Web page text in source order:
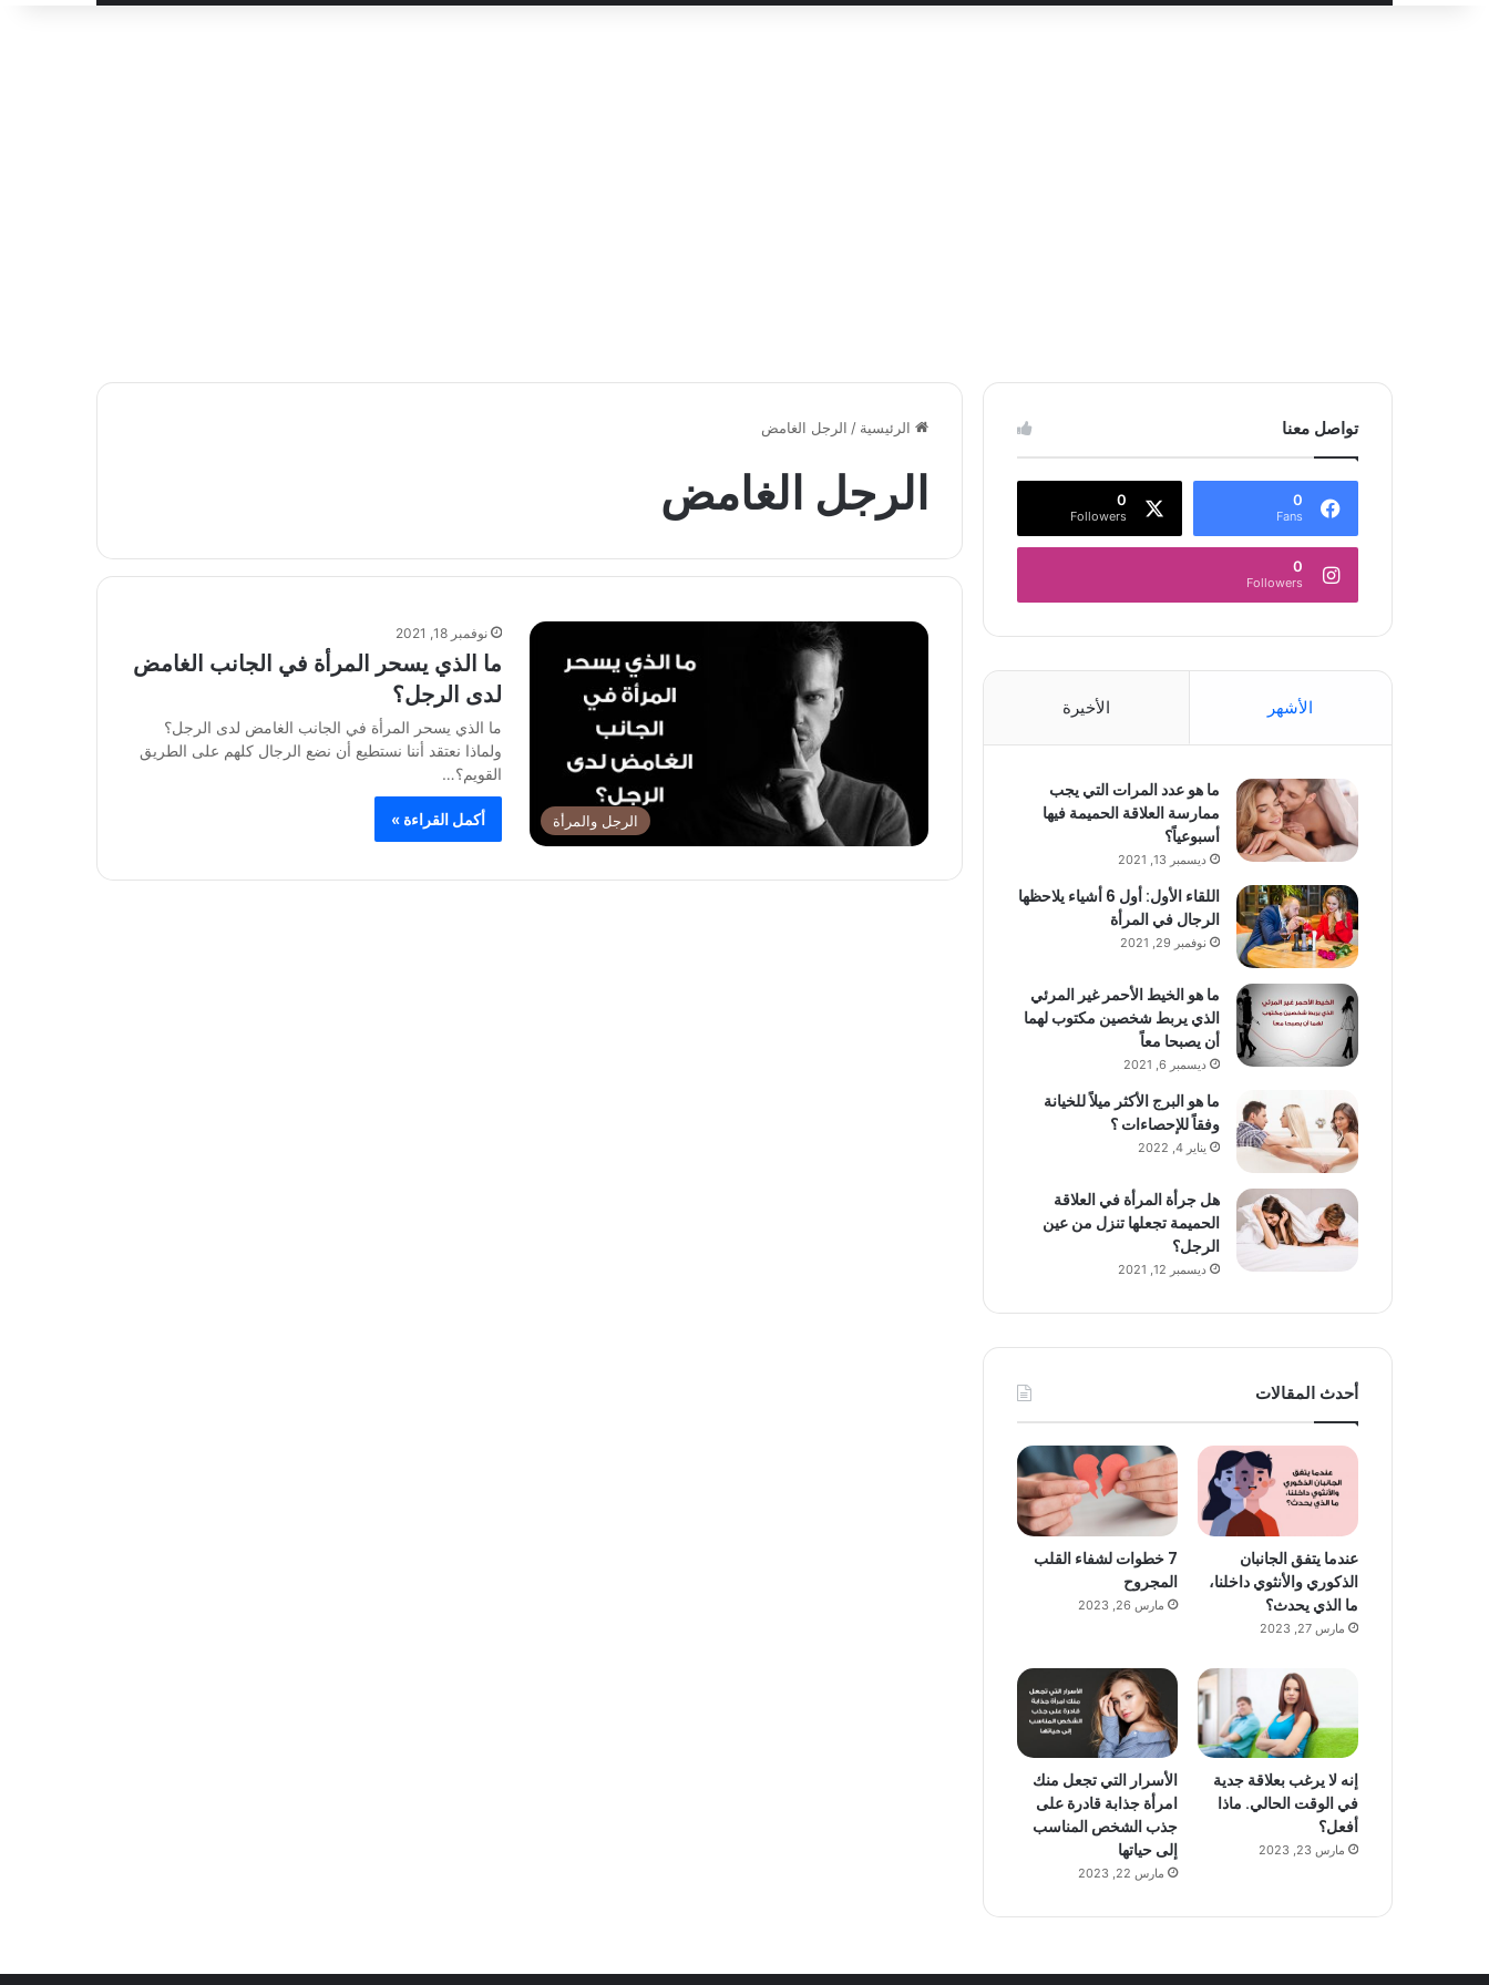
عن
الرئيسية / الرجل الغامض
الرجل الغامض
الرجل والمرأة
نوفمبر 18, 2021
ما الذي يسحر المرأة في الجانب الغامض
لدى الرجل؟
ما الذي يسحر المرأة في الجانب الغامض لدى الرجل؟
ولماذا نعتقد أننا نستطيع أن نضع الرجال كلهم على الطريق
القويم؟…
أكمل القراءة »
تواصل معنا
0
Fans
0
Followers
0
Followers
الأشهر الأخيرة
ما هو عدد المرات التي يجب
ممارسة العلاقة الحميمة فيها
أسبوعياً؟
ديسمبر 13, 2021
اللقاء الأول: أول 6 أشياء يلاحظها
الرجال في المرأة
نوفمبر 29, 2021
ما هو الخيط الأحمر غير المرئي
الذي يربط شخصين مكتوب لهما
أن يصبحا معاً
ديسمبر 6, 2021
ما هو البرج الأكثر ميلاً للخيانة
وفقاً للإحصاءات ؟
يناير 4, 2022
هل جرأة المرأة في العلاقة
الحميمة تجعلها تنزل من عين
الرجل؟
ديسمبر 12, 2021
أحدث المقالات
عندما يتفق الجانبان
الذكوري والأنثوي داخلنا،
ما الذي يحدث؟
مارس 27, 2023
7 خطوات لشفاء القلب
المجروح
مارس 26, 2023
إنه لا يرغب بعلاقة جدية
في الوقت الحالي. ماذا
أفعل؟
مارس 23, 2023
الأسرار التي تجعل منك
امرأة جذابة قادرة على
جذب الشخص المناسب
إلى حياتها
مارس 22, 2023